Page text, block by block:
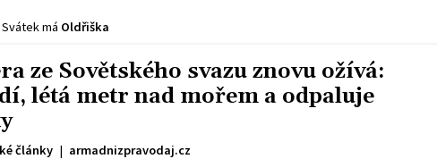
Svátek má Oldřiška
ze Sovětského svazu znovu ožívá:
létá metr nad mořem a odpaluje
články | armadnizpravodaj.cz